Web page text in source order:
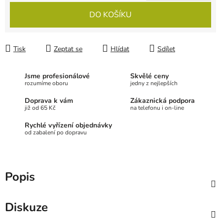
DO KOŠÍKU
Tisk Zeptat se Hlídat Sdílet
Jsme profesionálové
rozumíme oboru
Skvělé ceny
jedny z nejlepších
Doprava k vám
již od 65 Kč
Zákaznická podpora
na telefonu i on-line
Rychlé vyřízení objednávky
od zabalení po dopravu
Popis
Diskuze